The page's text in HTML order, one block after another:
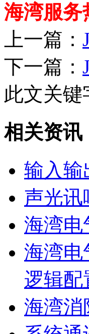
海湾服务
上一篇：
下一篇：
此文关键
相关资讯
输入输
声光讯
海湾电
海湾电
逻辑配
海湾消